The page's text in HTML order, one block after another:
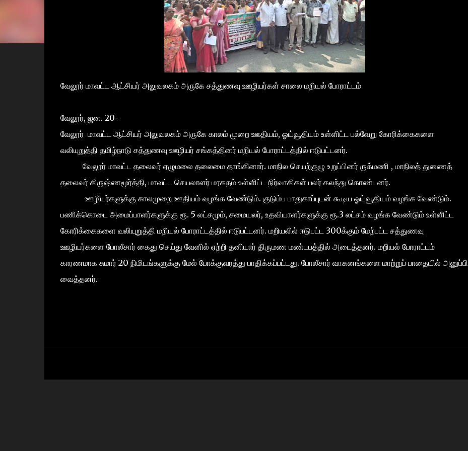
வேலூர் மாவட்ட ஆட்சியர் அலுவலகம் அருகே சத்துணவு ஊழியர்கள் சாலை மறியல் போராட்டம்
வேலூர், ஜன. 20-
வேலூர் மாவட்ட ஆட்சியர் அலுவலகம் அருகே காலம் முறை ஊதியம், ஓய்வூதியம் உள்ளிட்ட பல்வேறு கோரிக்கைகளை
வலியுறுத்தி தமிழ்நாடு சத்துணவு ஊழியர் சங்கத்தினர் மறியல் போராட்டத்தில் ஈடுபட்டனர்.
வேலூர் மாவட்ட தலைவர் ஏழுமலை தலைமை தாங்கினார். மாநில செயற்குழு உறுப்பினர் ருக்மணி , மாநிலத் துணைத்
தலைவர் கிருஷ்ணமூர்த்தி, மாவட்ட செயலாளர் மரகதம் உள்ளிட்ட நிர்வாகிகள் பலர் கலந்து கொண்டனர்.
ஊழியர்களுக்கு காலமுறை ஊதியம் வழங்க வேண்டும். குடும்ப பாதுகாப்புடன் கூடிய ஓய்வூதியம் வழங்க வேண்டும்.
பணிக்கொடை அமைப்பாளர்களுக்கு ரூ. 5 லட்சமும், சமையலர், உதவியாளர்களுக்கு ரூ.3 லட்சம் வழங்க வேண்டும் உள்ளிட்ட
கோரிக்கைகளை வலியுறுத்தி மறியல் போராட்டத்தில் ஈடுபட்டனர். மறியலில் ஈடுபட்ட 300க்கும் மேற்பட்ட சத்துணவு
ஊழியர்களை போலீசார் கைது செய்து வேனில் ஏற்றி தனியார் திருமண மண்டபத்தில் அடைத்தனர். மறியல் போராட்டம்
காரணமாக சுமார் 20 நிமிடங்களுக்கு மேல் போக்குவரத்து பாதிக்கப்பட்டது. போலீசார் வாகனங்களை மாற்றுப் பாதையில் அனுப்பி
வைத்தனர்.